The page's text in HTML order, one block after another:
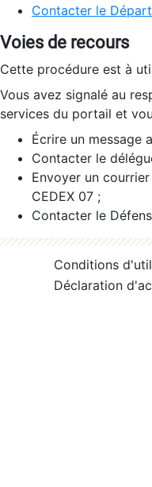
Contacter le
Voies de recours
Cette procédure est à
Vous avez signalé au
services du portail et
Écrire un message
Contacter le
Envoyer un
CEDEX 07 ;
Contacter le
Conditions
Déclaration